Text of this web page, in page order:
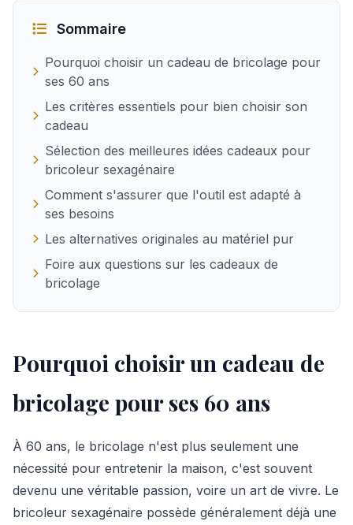
Sommaire
Pourquoi choisir un cadeau de bricolage pour
ses 60 ans
Les critères essentiels pour bien choisir son
cadeau
Sélection des meilleures idées cadeaux pour
bricoleur sexagénaire
Comment s'assurer que l'outil est adapté à
ses besoins
Les alternatives originales au matériel pur
Foire aux questions sur les cadeaux de
bricolage
Pourquoi choisir un cadeau de
bricolage pour ses 60 ans
À 60 ans, le bricolage n'est plus seulement une
nécessité pour entretenir la maison, c'est souvent
devenu une véritable passion, voire un art de vivre. Le
bricoleur sexagénaire possède généralement déjà une